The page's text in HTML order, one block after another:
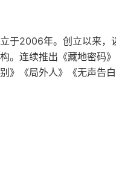
能离开他同时作为
生身体力行地参与
他力求忠于自己的内
加缪的所有作品中，
于2006年。创立以来，
。连续推出《藏地密码
》《局外人》《无声告